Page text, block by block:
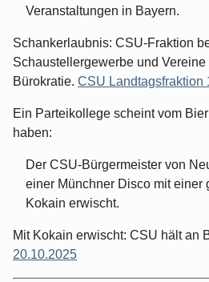
Veranstaltungen in Bayern.
Schankerlaubnis: CSU-Fraktion
Schaustellergewerbe und
Bürokratie. CSU Landtagsfraktion
Ein Parteikollege scheint vom
haben:
Der CSU-Bürgermeister von
einer Münchner Disco mit einer
Kokain erwischt.
Mit Kokain erwischt: CSU hält an
20.10.2025